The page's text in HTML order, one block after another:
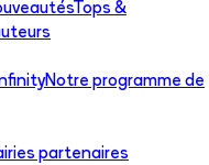
Tops &
Notre programme de
partenaires